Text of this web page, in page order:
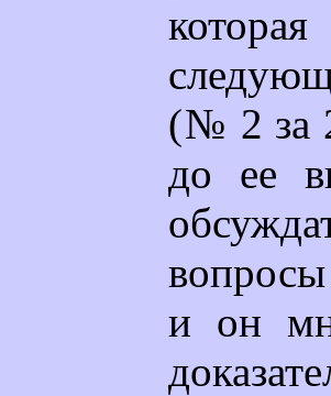
(№ 2 за
до ее
и он